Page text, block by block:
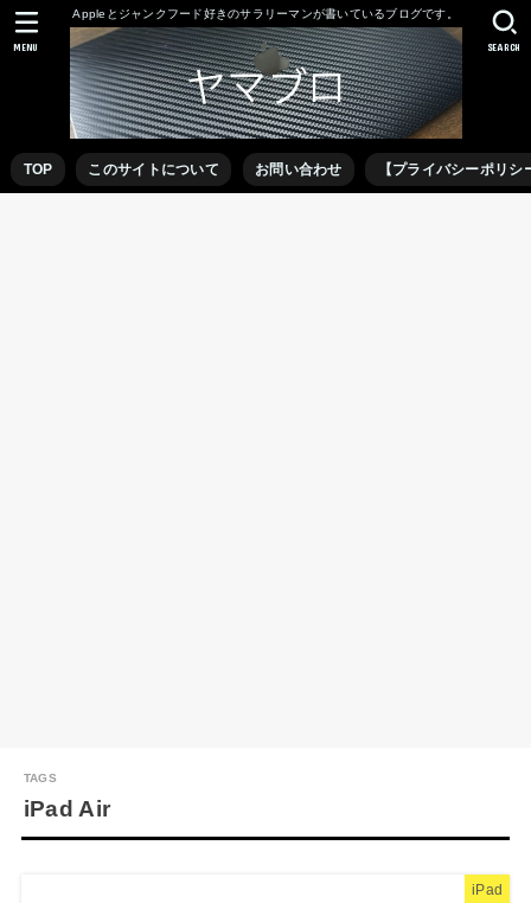
Appleとジャンクフード好きのサラリーマンが書いているブログです。
TOP このサイトについて お問い合わせ 【プライバシーポリシ
SEARCH
MENU
iPad Air
iPad